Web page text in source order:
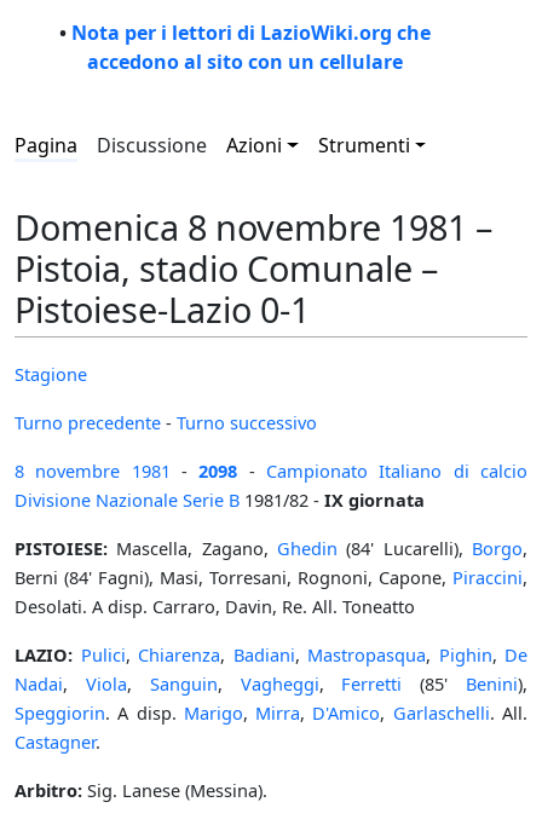
• Nota per i lettori di LazioWiki.org che
accedono al sito con un cellulare
Pagina Discussione Azioni Strumenti
Domenica 8 novembre 1981 –
Pistoia, stadio Comunale –
Pistoiese-Lazio 0-1
Stagione
Turno precedente - Turno successivo
8 novembre 1981 -2098 - Campionato Italiano di calcio
Divisione Nazionale Serie B 1981/82 - IX giornata
PISTOIESE: Mascella, Zagano, Ghedin (84' Lucarelli), Borgo,
Berni (84' Fagni), Masi, Torresani, Rognoni, Capone, Piraccini,
Desolati. A disp. Carraro, Davin, Re. All. Toneatto
LAZIO: Pulici, Chiarenza, Badiani, Mastropasqua, Pighin, De
Nadai, Viola, Sanguin, Vagheggi, Ferretti (85' Benini),
Speggiorin. A disp. Marigo, Mirra, D'Amico, Garlaschelli. All.
Castagner.
Arbitro: Sig. Lanese (Messina).